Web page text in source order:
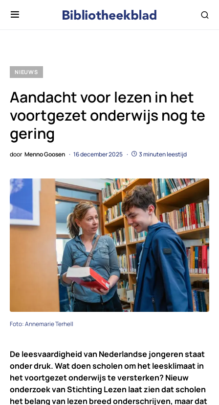
NIEUWS
Aandacht voor lezen in het
voortgezet onderwijs nog te
gering
door Menno Goosen 16 december 2025 3 minuten leestijd
Foto: Annemarie Terhell
De leesvaardigheid van Nederlandse jongeren staat
onder druk. Wat doen scholen om het leesklimaat in
het voortgezet onderwijs te versterken? Nieuw
onderzoek van Stichting Lezen laat zien dat scholen
het belang van lezen breed onderschrijven, maar dat